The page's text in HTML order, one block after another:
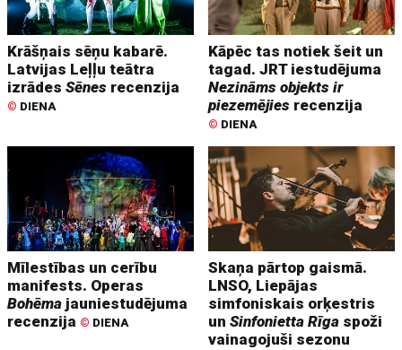
Krāšņais sēņu kabarē.
Latvijas Leļļu teātra
izrādesSēnes recenzija
© DIENA
Kāpēc tas notiek šeit un
tagad. JRT iestudējuma
Nezināms objekts ir
piezemējies recenzija
© DIENA
Mīlestības un cerību
manifests. Operas
Bohēma jauniestudējuma
recenzija © DIENA
Skaņa pārtop gaismā.
LNSO, Liepājas
simfoniskais orķestris
unSinfonietta Rīga spoži
vainagojuši sezonu